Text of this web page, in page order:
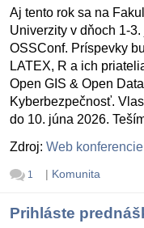
Aj tento rok sa na
Univerzity v dňoch 1-
OSSConf. Príspevky
LATEX, R a ich
Open GIS & Open
Kyberbezpečnosť.
do 10. júna 2026.
Zdroj: Web konferencie
1 | Komunita
Prihláste